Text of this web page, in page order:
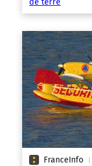
FranceInfo |